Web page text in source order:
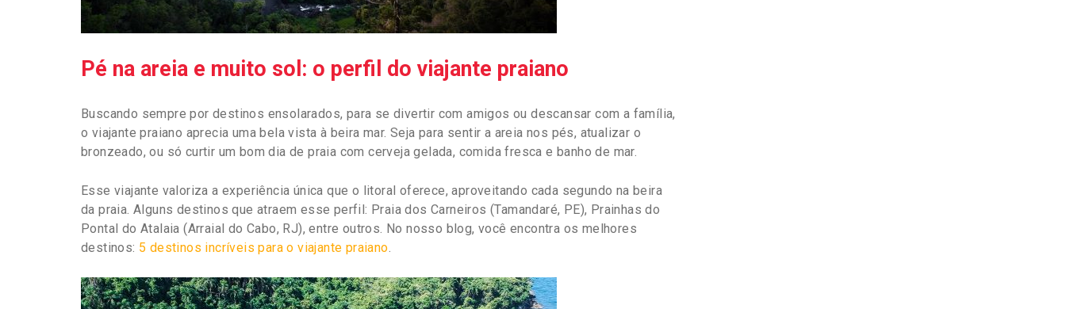
Pé na areia e muito sol: o perfil do viajante praiano
Buscando sempre por destinos ensolarados, para se divertir com amigos ou descansar com a família,
o viajante praiano aprecia uma bela vista à beira mar. Seja para sentir a areia nos pés, atualizar o
bronzeado, ou só curtir um bom dia de praia com cerveja gelada, comida fresca e banho de mar.
Esse viajante valoriza a experiência única que o litoral oferece, aproveitando cada segundo na beira
da praia. Alguns destinos que atraem esse perfil: Praia dos Carneiros (Tamandaré, PE), Prainhas do
Pontal do Atalaia (Arraial do Cabo, RJ), entre outros. No nosso blog, você encontra os melhores
destinos: 5 destinos incríveis para o viajante praiano.